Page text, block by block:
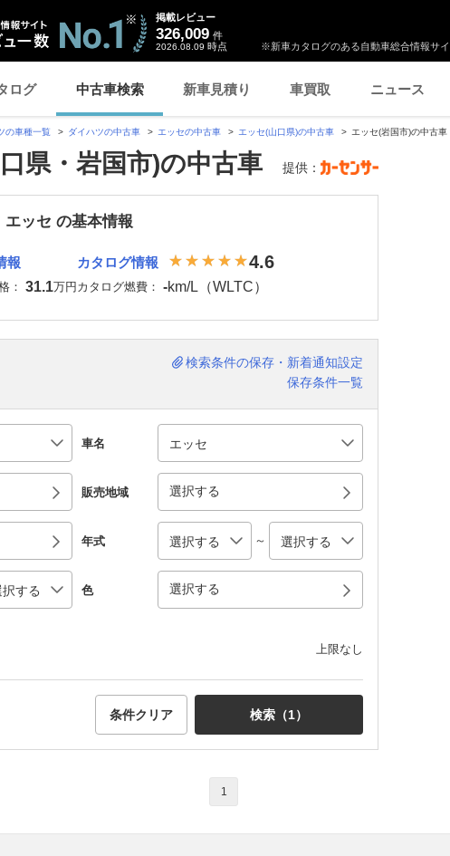
※新車カタログのある自動車総合情報サ
掲載レビュー
326,009 件
2026.08.09 時点
ログ 中古車検索 新車見積り 車買取 ニュース
の車種一覧 ダイハツの中古車 エッセの中古車 エッセ(山口県)の中古車 エッセ(岩国市)の中古車
県・岩国市)の中古車 提供：
エッセ の基本情報
報
： 31.1万円
カタログ情報 4.6
カタログ燃費： -km/L（WLTC）
検索条件の保存・新着通知設定
保存条件一覧
車名
販売地域 選択する
年式 ～
色 選択する
上限なし
条件クリア 検索（1）
1